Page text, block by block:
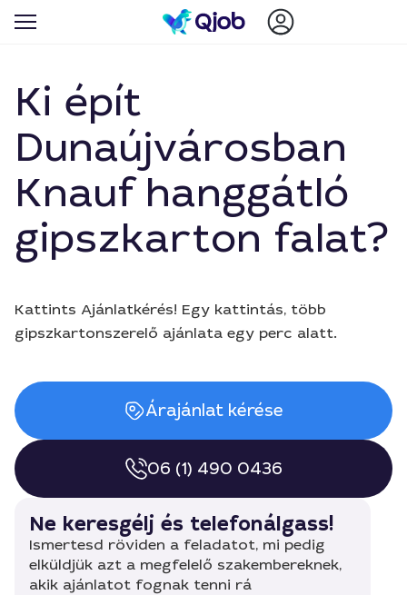
Ki épít
Dunaújvárosban
Knauf hanggátló
gipszkarton falat?
Kattints Ajánlatkérés! Egy kattintás, több
gipszkartonszerelő ajánlata egy perc alatt.
Árajánlat kérése
06 (1) 490 0436
Ne keresgélj és telefonálgass!
Ismertesd röviden a feladatot, mi pedig
elküldjük azt a megfelelő szakembereknek,
akik ajánlatot fognak tenni rá